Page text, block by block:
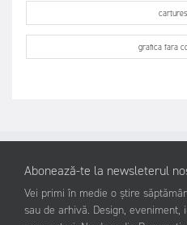
grafica fara
Abonează-te la newsleterul
Vei primi în medie o știre
sau de arhivă. Design,